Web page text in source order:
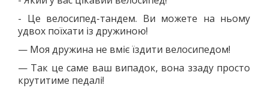
- Це велосипед-тандем. Ви можете на ньому
удвох поїхати із дружиною!
— Моя дружина не вміє їздити велосипедом!
— Так це саме ваш випадок, вона ззаду просто
крутитиме педалі!